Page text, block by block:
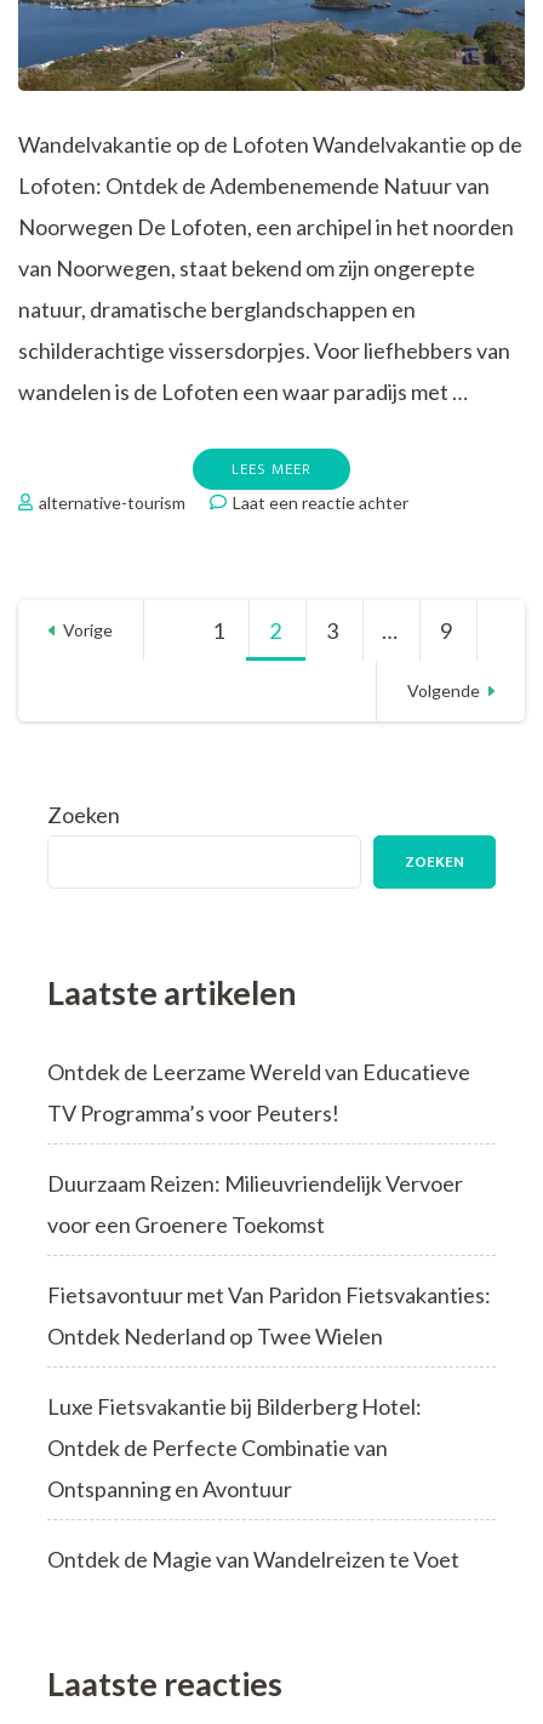
Wandelvakantie op de Lofoten Wandelvakantie op de
Lofoten: Ontdek de Adembenemende Natuur van
Noorwegen De Lofoten, een archipel in het noorden
van Noorwegen, staat bekend om zijn ongerepte
natuur, dramatische berglandschappen en
schilderachtige vissersdorpjes. Voor liefhebbers van
wandelen is de Lofoten een waar paradijs met …
LEES MEER
alternative-tourism Laat een reactie achterop
betoverende
Lofoten:
natuurpracht
Berichtnavigatie
Vorige Pagina
1 Pagina
2 Pagina
3 … Pagina
9
Volgende
Zoeken
ZOEKEN
Laatste artikelen
Ontdek de Leerzame Wereld van Educatieve
TV Programma’s voor Peuters!
Duurzaam Reizen: Milieuvriendelijk Vervoer
voor een Groenere Toekomst
Fietsavontuur met Van Paridon Fietsvakanties:
Ontdek Nederland op Twee Wielen
Luxe Fietsvakantie bij Bilderberg Hotel:
Ontdek de Perfecte Combinatie van
Ontspanning en Avontuur
Ontdek de Magie van Wandelreizen te Voet
Laatste reacties